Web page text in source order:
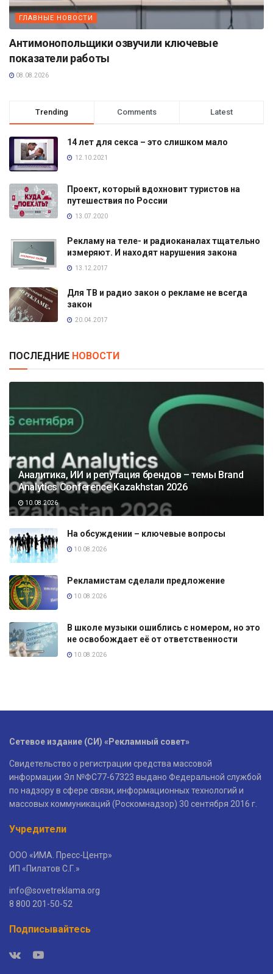
ГЛАВНЫЕ НОВОСТИ
Антимонопольщики озвучили ключевые
показатели работы
08.08.2026
Trending Comments Latest
14 лет для секса – это слишком мало
12.10.2021
Проект, который вдохновит туристов на
путешествия по России
13.07.2020
Рекламу на теле- и радиоканалах тщательно
измеряют. И находят нарушения закона
13.12.2017
Для ТВ и радио закон о рекламе не всегда
закон
20.04.2017
ПОСЛЕДНИЕ НОВОСТИ
Аналитика, ИИ и репутация брендов – темы Brand
Analytics Conference Kazakhstan 2026
10.08.2026
На обсуждении – ключевые вопросы
10.08.2026
Рекламистам сделали предложение
10.08.2026
В школе музыки ошиблись с номером, но это
не освобождает её от ответственности
10.08.2026
Сетевое издание (СИ) «Рекламный совет»
Свидетельство о регистрации средства массовой
информации Эл №ФС77-67323 выдано Федеральной службой
по надзору в сфере связи, информационных технологий и
массовых коммуникаций (Роскомнадзор) 30 сентября 2016 г.
Учредители
ООО «ИМА. Пресс-Центр»
ИП «Пилатов С.Г.»
info@sovetreklama.org
8 800 201-50-52
Подписывайтесь